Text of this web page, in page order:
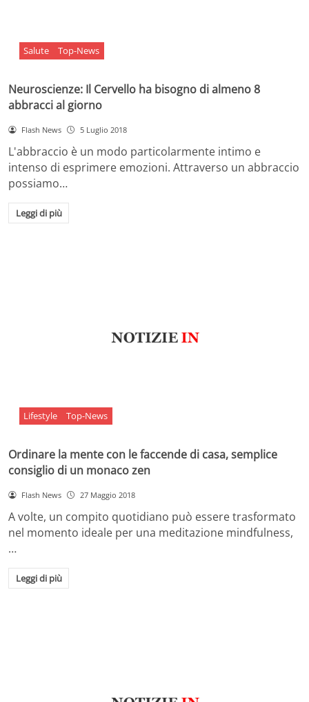
Salute Top-News
Neuroscienze: Il Cervello ha bisogno di almeno 8
abbracci al giorno
Flash News 5 Luglio 2018
L'abbraccio è un modo particolarmente intimo e
intenso di esprimere emozioni. Attraverso un abbraccio
possiamo…
Leggi di più
Lifestyle Top-News
Ordinare la mente con le faccende di casa, semplice
consiglio di un monaco zen
Flash News 27 Maggio 2018
A volte, un compito quotidiano può essere trasformato
nel momento ideale per una meditazione mindfulness,
…
Leggi di più